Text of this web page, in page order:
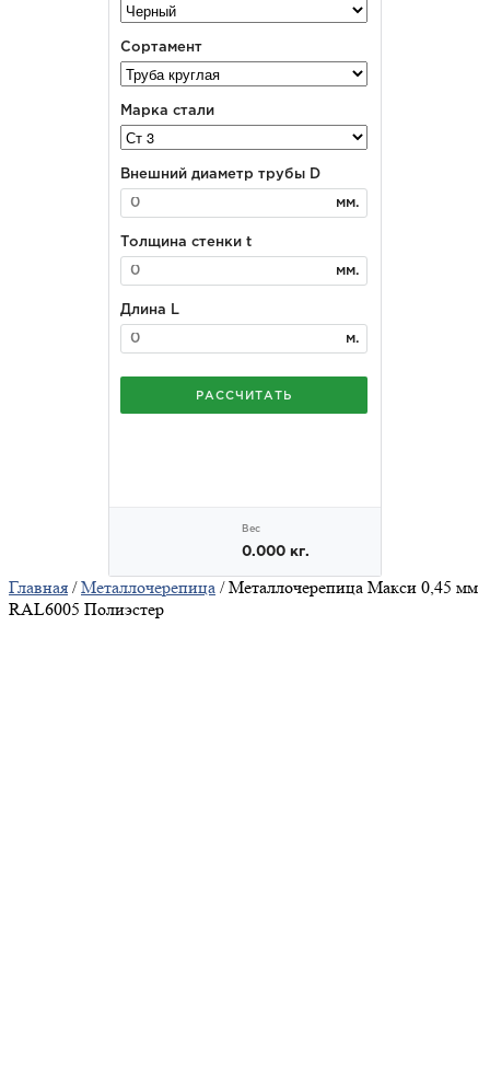
Главная /Металлочерепица / Металлочерепица Макси 0,45 мм
RAL6005 Полиэстер